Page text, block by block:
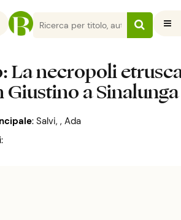
: La necropoli
Giustino a Sinalunga
:Salvi, , Ada
: